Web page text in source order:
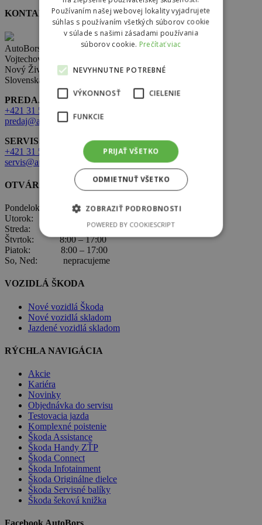
KONTAKT
AutoBors s.r.o.
Vojtechovce 321,
Nový Život 930 38
Slovenská republika
PREDAJ:
+421 31 569 2 502
predaj@autobors.sk
SERVIS:
+421 31 569 1 080
servis@autobors.sk
OTVÁRACIE HODINY
Pondelok: 8:00 – 17:00
Utorok: 8:00 – 17:00
Streda: 8:00 – 17:00
Štvrtok: 8:00 – 17:00
Piatok: 8:00 – 17:00
So, Ned: nepracujeme
VOZIDLÁ ŠKODA
Nové vozidlá Škoda
Nové vozidlá skladom
Jazdené vozidlá skladom
RÝCHLA NAVIGÁCIA
Akcie
Kariéra
Novinky
Objednávka do servisu
Testovacia jazda
Komplexné poistenie
Škoda Assistance
Škoda Handy ZŤP
Škoda Connect
Škoda Infotainment
Škoda Originálne dielce
Škoda Servisné balíky
Škoda šeková knižka
Používaním našej webovej lokality vyjadrujete
súhlas s používaním všetkých súborov cookie
v súlade s našimi zásadami používania
súborov cookie. Prečítať viac
NEVYHNUTNE POTREBNÉ
VÝKONNOSŤ CIELENIE
FUNKCIE
PRIJAŤ VŠETKO
ODMIETNUŤ VŠETKO
ZOBRAZIŤ PODROBNOSTI
POWERED BY COOKIESCRIPT